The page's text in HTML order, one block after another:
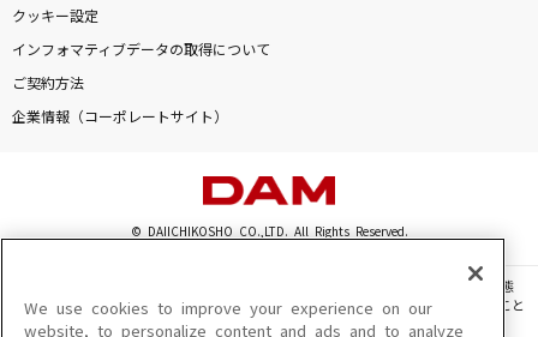
カメレオン
King Gnu
[生音]前前前世 (movie ver.)
ウィーアー!
クッキー設定
インフォマティブデータの取得について
ご契約方法
企業情報（コーポレートサイト）
© DAIICHIKOSHO CO.,LTD. All Rights Reserved.
このサイトに掲載されている一切の文章・画像・写真・動画・音声等を、手段や形態
を問わず、著作権法の定める範囲を超えて無断で複製、転載、ファイル化などすること
を禁じます。
We use cookies to improve your experience on our
website, to personalize content and ads and to analyze